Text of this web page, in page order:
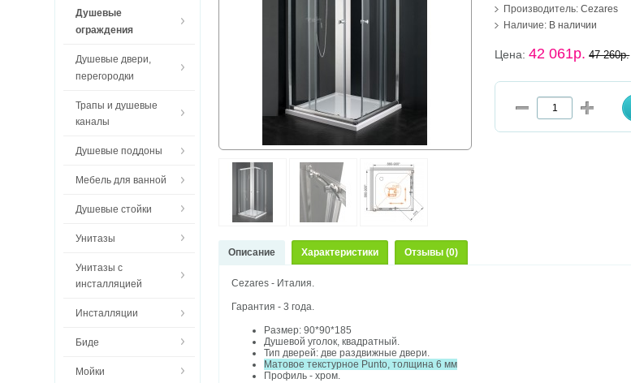
Душевые
ограждения
Душевые двери,
перегородки
Трапы и душевые
каналы
Душевые поддоны
Мебель для ванной
Душевые стойки
Унитазы
Унитазы с
инсталляцией
Инсталляции
Биде
Мойки
Производитель: Cezares
Наличие: В наличии
Цена:42 061р. 47 260р.
Описание Характеристики Отзывы (0)
Cezares - Италия.
Гарантия - 3 года.
Размер: 90*90*185
Душевой уголок, квадратный.
Тип дверей: две раздвижные двери.
Матовое текстурное Punto, толщина 6 мм
Профиль - хром.